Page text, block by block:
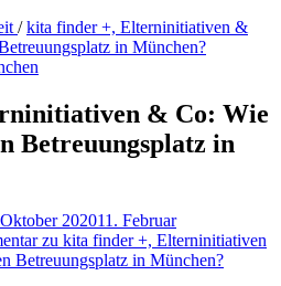
/ kita finder +, Elterninitiativen &
in München?
& Co: Wie
Betreuungsplatz in
202011. Februar
zu kita finder +, Elterninitiativen
Betreuungsplatz in München?